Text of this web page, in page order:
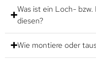
Was ist ein Loch-
diesen?
Wie montiere oder